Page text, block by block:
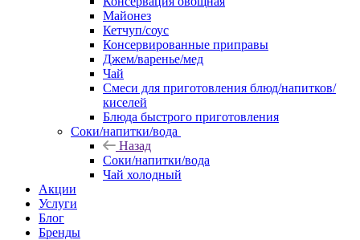
Майонез
Кетчуп/соус
Консервированные приправы
Джем/варенье/мед
Чай
Смеси для приготовления блюд/напитков/
киселей
Блюда быстрого приготовления
Соки/напитки/вода
Назад
Соки/напитки/вода
Чай холодный
Акции
Услуги
Блог
Бренды